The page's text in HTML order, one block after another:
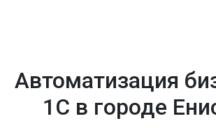
Автоматизация
1С в городе